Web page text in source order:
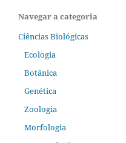
Navegar a categoria
Ciências Biológicas
Ecologia
Botânica
Genética
Zoologia
Morfologia